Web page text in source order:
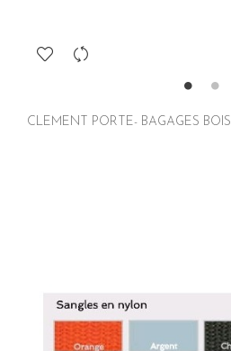
CLEMENT PORTE- BAGAGES